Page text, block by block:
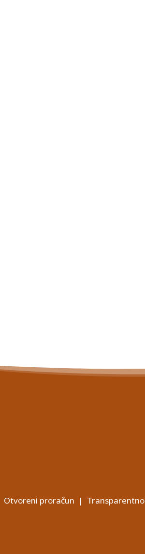
Otvoreni proračun |